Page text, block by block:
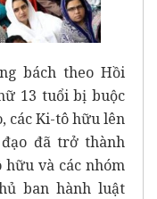
bách theo Hồi
13 tuổi bị buộc
các Ki-tô hữu lên
đã trở thành
hữu và các nhóm
ban hành luật